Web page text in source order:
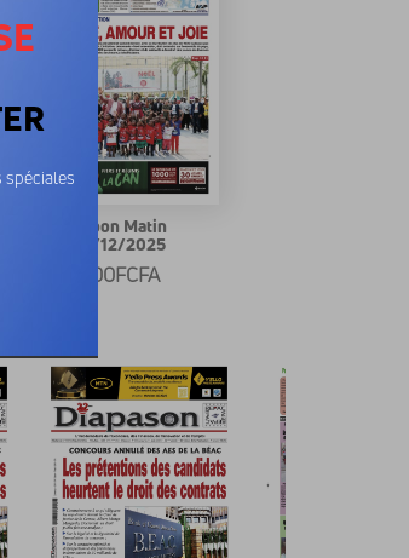
Gabon Matin
22/12/2025
500FCFA
spéciales